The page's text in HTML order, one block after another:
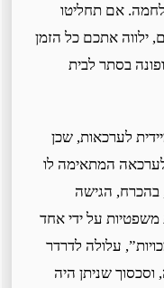
אם תחליטו
ילווה אתכם כל הזמן
בסתר לבית
לערכאות, שכן
המתאימה לו
בהכרח, הגישה
על ידי אחד
עלולה לדרדר
שניתן היה